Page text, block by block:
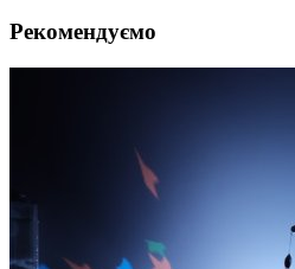
Рекомендуємо